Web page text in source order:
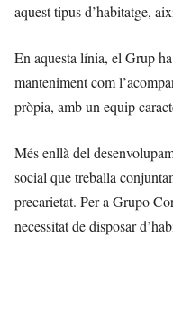
aquest tipus d’habitatge,
En aquesta línia, el Grup
manteniment com
pròpia, amb un equip
Més enllà del
social que treballa
precarietat. Per a Grupo
necessitat de disposar